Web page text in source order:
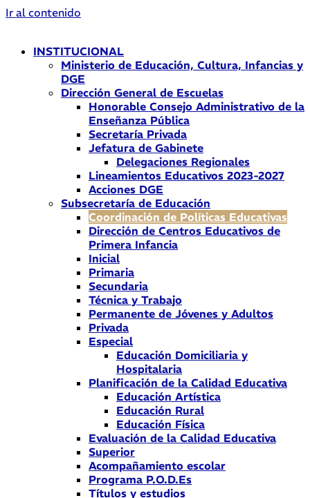
Ir al contenido
INSTITUCIONAL
Ministerio de Educación, Cultura, Infancias y
DGE
Dirección General de Escuelas
Honorable Consejo Administrativo de la
Enseñanza Pública
Secretaría Privada
Jefatura de Gabinete
Delegaciones Regionales
Lineamientos Educativos 2023-2027
Acciones DGE
Subsecretaría de Educación
Coordinación de Políticas Educativas
Dirección de Centros Educativos de
Primera Infancia
Inicial
Primaria
Secundaria
Técnica y Trabajo
Permanente de Jóvenes y Adultos
Privada
Especial
Educación Domiciliaria y
Hospitalaria
Planificación de la Calidad Educativa
Educación Artística
Educación Rural
Educación Física
Evaluación de la Calidad Educativa
Superior
Acompañamiento escolar
Programa P.O.D.Es
Títulos y estudios